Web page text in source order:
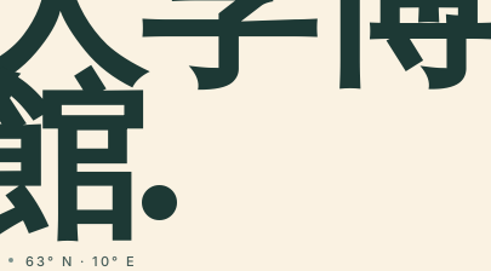
.
63° N · 10° E